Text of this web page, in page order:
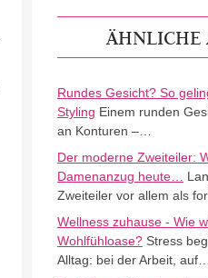
ÄHNLICHE
Rundes Gesicht? So
Styling Einem runden
an Konturen –…
Der moderne Zweiteiler:
Damenanzug heute…
Zweiteiler vor allem als
Wellness zuhause - Wie
Wohlfühloase?Stress
Alltag: bei der Arbeit, auf…